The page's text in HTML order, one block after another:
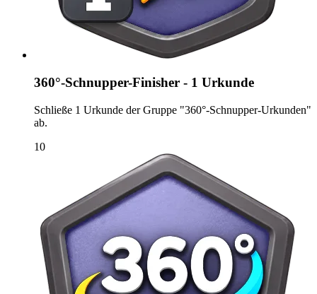
360°-Schnupper-Finisher - 1 Urkunde
Schließe 1 Urkunde der Gruppe "360°-Schnupper-Urkunden"
ab.
10